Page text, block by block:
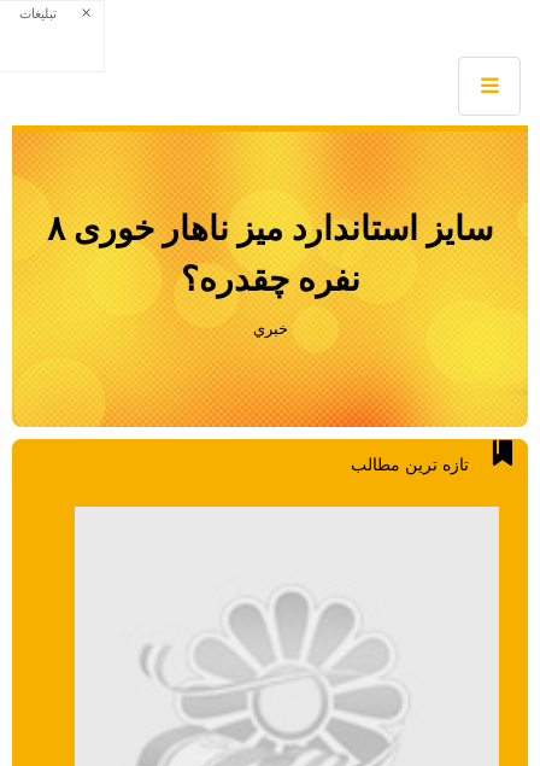
سایز استاندارد میز ناهار خوری ۸
نفره چقدره؟
خبري
تازه ترين مطالب
تبلیغات